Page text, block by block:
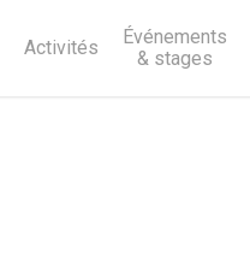
Activités
Événements
& stages